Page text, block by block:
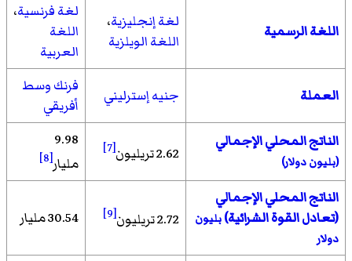
اللغة الرسمية لغة إنجليزية،
اللغة الويلزية
لغة فرنسية،
اللغة
العربية
العملة جنيه إسترليني
فرنك وسط
أفريقي
الناتج المحلي الإجمالي
(بليون دولار) 2.62 تريليون [7]
9.98
مليار[8]
الناتج المحلي الإجمالي
(تعادل القوة الشرائية)بليون
دولار
2.72 تريليون [9] 30.54 مليار